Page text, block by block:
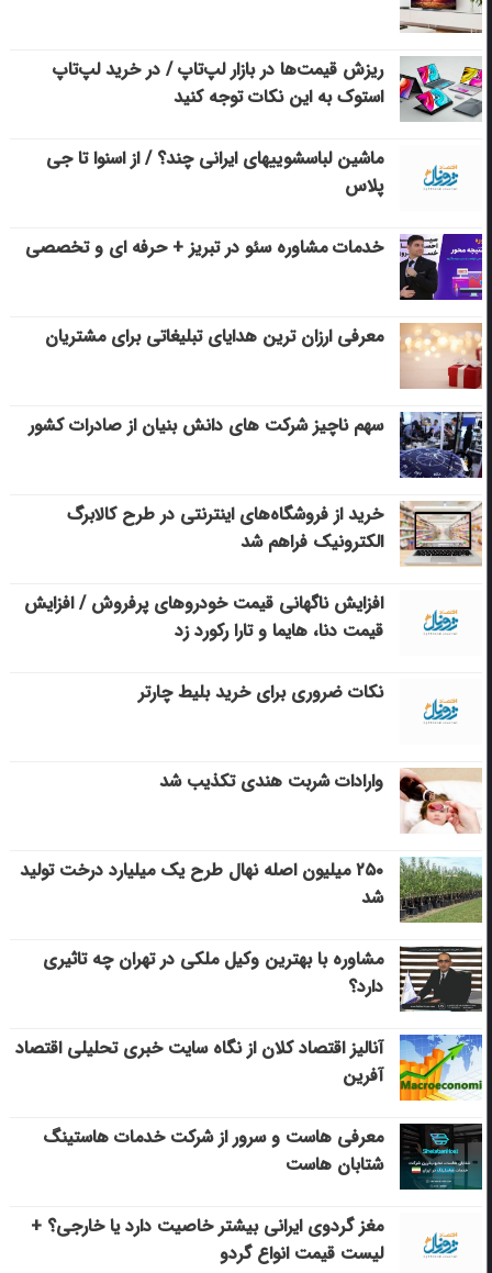
ریزش قیمت‌ها در بازار لپ‌تاپ / در خرید لپ‌تاپ
استوک به این نکات توجه کنید
ماشین لباسشویی‎های ایرانی چند؟ / از اسنوا تا جی
پلاس
خدمات مشاوره سئو در تبریز + حرفه ای و تخصصی
معرفی ارزان ترین هدایای تبلیغاتی برای مشتریان
سهم ناچیز شرکت های دانش بنیان از صادرات کشور
خرید از فروشگاه‌های اینترنتی در طرح کالابرگ
الکترونیک فراهم شد
افزایش ناگهانی قیمت خودروهای پرفروش / افزایش
قیمت دنا، هایما و تارا رکورد زد
نکات ضروری برای خرید بلیط چارتر
وارادات شربت هندی تکذیب شد
۲۵۰ میلیون اصله نهال طرح یک میلیارد درخت تولید
شد
مشاوره با بهترین وکیل ملکی در تهران چه تاثیری
دارد؟
آنالیز اقتصاد کلان از نگاه سایت خبری تحلیلی اقتصاد
آفرین
معرفی هاست و سرور از شرکت خدمات هاستینگ
شتابان هاست
مغز گردوی ایرانی بیشتر خاصیت دارد یا خارجی؟ +
لیست قیمت انواع گردو